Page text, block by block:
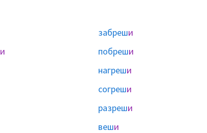
забреши
и побреши
нагреши
согреши
разреши
веши